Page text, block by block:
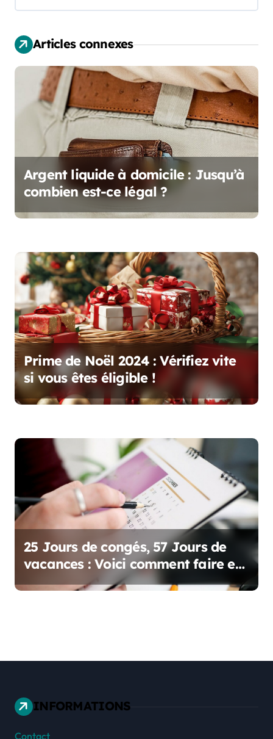
t
i
o
d
l
a
t
i
c
l
e
Articles connexes
Argent liquide à domicile : Jusqu’à
combien est-ce légal ?
Prime de Noël 2024 : Vérifiez vite
si vous êtes éligible !
25 Jours de congés, 57 Jours de
vacances : Voici comment faire en
2025 !
INFORMATIONS
Contact